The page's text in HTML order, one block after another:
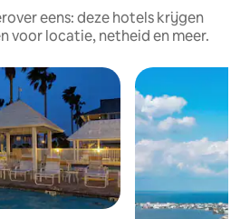
eens: deze hotels krijgen
voor locatie, netheid en meer.